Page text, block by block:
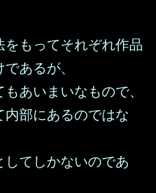
もってそれぞれ作品
あるが、
あいまいなもので、
部にあるのではな
してしかないのであ